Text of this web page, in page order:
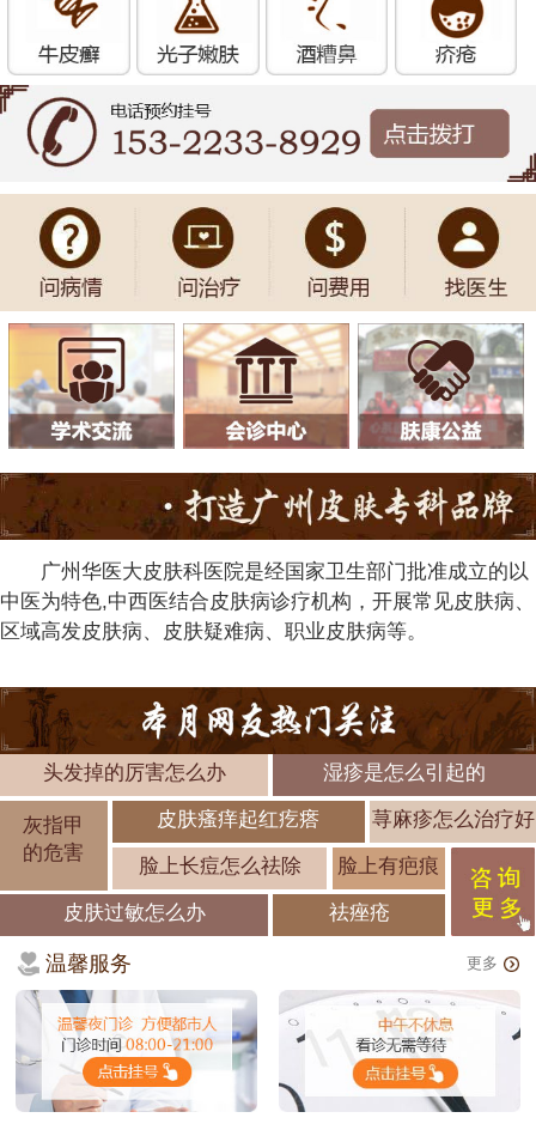
广州华医大皮肤科医院是经国家卫生部门批准成立的以
中医为特色,中西医结合皮肤病诊疗机构，开展常见皮肤病、
区域高发皮肤病、皮肤疑难病、职业皮肤病等。
头发掉的厉害怎么办 湿疹是怎么引起的
灰指甲
的危害
皮肤瘙痒起红疙瘩 荨麻疹怎么治疗好
脸上长痘怎么祛除 脸上有疤痕
皮肤过敏怎么办 祛痤疮
温馨服务 更多